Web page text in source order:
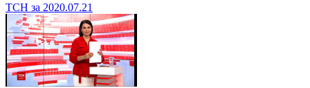
ТСН за 2020.07.21